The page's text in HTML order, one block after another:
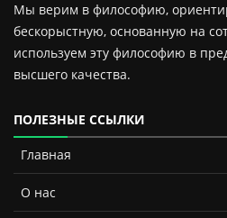
Мы верим в философию,
бескорыстную, основанную на
используем эту философию в
высшего качества.
ПОЛЕЗНЫЕ ССЫЛКИ
Главная
О нас